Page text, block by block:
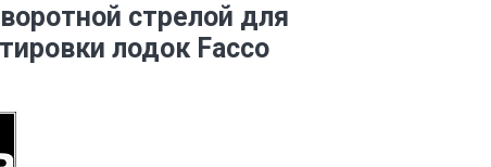
стрелой для
лодок Facco